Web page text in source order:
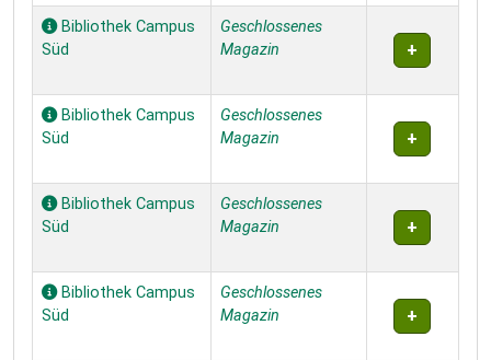
Bibliothek Campus
Süd
Geschlossenes
Magazin
Bibliothek Campus
Süd
Geschlossenes
Magazin
Bibliothek Campus
Süd
Geschlossenes
Magazin
Bibliothek Campus
Süd
Geschlossenes
Magazin